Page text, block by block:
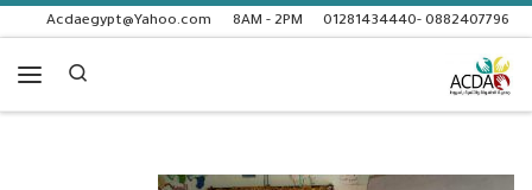
Skip to content
0882407796 -01281434440
8AM - 2PM
Acdaegypt@Yahoo.com
Search